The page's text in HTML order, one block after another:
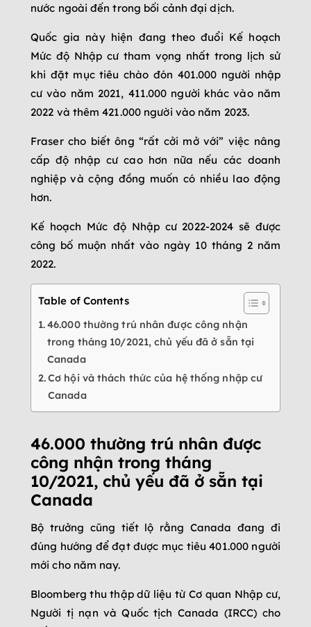
nước ngoài đến trong bối cảnh đại dịch.
Quốc gia này hiện đang theo đuổi Kế hoạch
Mức độ Nhập cư tham vọng nhất trong lịch sử
khi đặt mục tiêu chào đón 401.000 người nhập
cư vào năm 2021, 411.000 người khác vào năm
2022 và thêm 421.000 người vào năm 2023.
Fraser cho biết ông “rất cởi mở với” việc nâng
cấp độ nhập cư cao hơn nữa nếu các doanh
nghiệp và cộng đồng muốn có nhiều lao động
hơn.
Kế hoạch Mức độ Nhập cư 2022-2024 sẽ được
công bố muộn nhất vào ngày 10 tháng 2 năm
2022.
Table of Contents
46.000 thường trú nhân được công nhận
trong tháng 10/2021, chủ yếu đã ở sẵn tại
Canada
Cơ hội và thách thức của hệ thống nhập cư
Canada
46.000 thường trú nhân được
công nhận trong tháng
10/2021, chủ yếu đã ở sẵn tại
Canada
Bộ trưởng cũng tiết lộ rằng Canada đang đi
đúng hướng để đạt được mục tiêu 401.000 người
mới cho năm nay.
Bloomberg thu thập dữ liệu từ Cơ quan Nhập cư,
Người tị nạn và Quốc tịch Canada (IRCC) cho